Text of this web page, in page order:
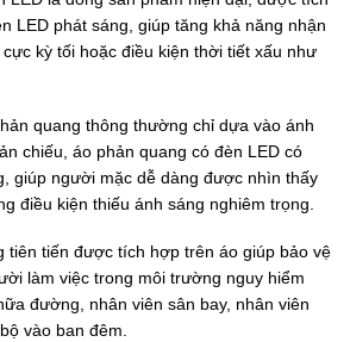
LED phát sáng, giúp tăng khả năng nhận
kỳ tối hoặc điều kiện thời tiết xấu như
quang thông thường chỉ dựa vào ánh
chiếu, áo phản quang có đèn LED có
giúp người mặc dễ dàng được nhìn thấy
điều kiện thiếu ánh sáng nghiêm trọng.
tiên tiến được tích hợp trên áo giúp bảo vệ
làm việc trong môi trường nguy hiểm
đường, nhân viên sân bay, nhân viên
vào ban đêm.